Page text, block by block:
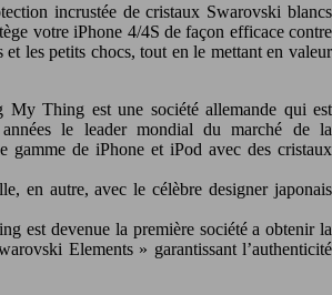
incrustée de cristaux Swarovski blancs
votre iPhone 4/4S de façon efficace contre
et les petits chocs, tout en le mettant en valeur
My Thing est une société allemande qui est
le leader mondial du marché de la
gamme de iPhone et iPod avec des cristaux
en autre, avec le célèbre designer japonais
est devenue la première société a obtenir la
Elements » garantissant l’authenticité